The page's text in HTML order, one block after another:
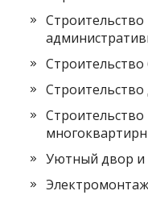
Строительство
Строительство
Строительство
Уютный двор и